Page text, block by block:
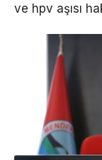
ve hpv aşısı